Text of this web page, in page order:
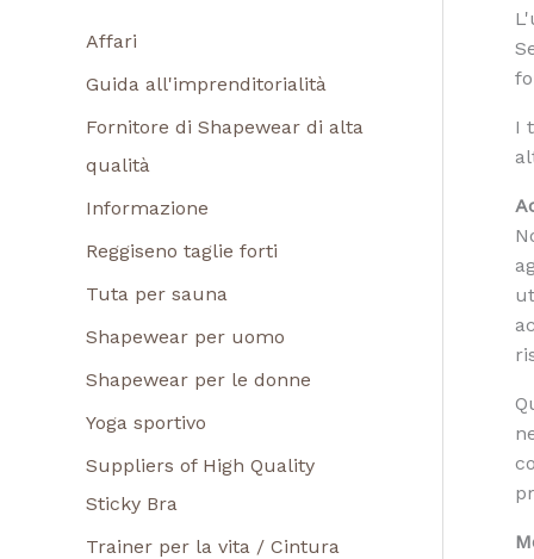
Affari
Guida all'imprenditorialità
Fornitore di Shapewear di alta
qualità
Informazione
Reggiseno taglie forti
Tuta per sauna
Shapewear per uomo
Shapewear per le donne
Yoga sportivo
Suppliers of High Quality
Sticky Bra
Trainer per la vita / Cintura
I